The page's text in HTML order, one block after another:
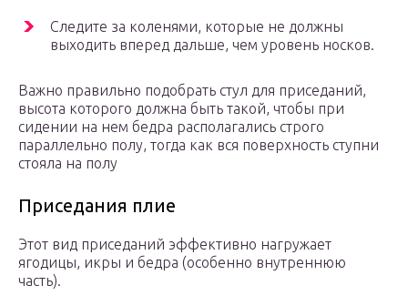
Следите за коленями, которые не должны
выходить вперед дальше, чем уровень носков.
Важно правильно подобрать стул для приседаний,
высота которого должна быть такой, чтобы при
сидении на нем бедра располагались строго
параллельно полу, тогда как вся поверхность ступни
стояла на полу
Приседания плие
Этот вид приседаний эффективно нагружает
ягодицы, икры и бедра (особенно внутреннюю
часть).